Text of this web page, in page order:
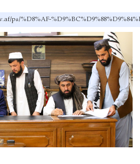
ps/%D8%AF-